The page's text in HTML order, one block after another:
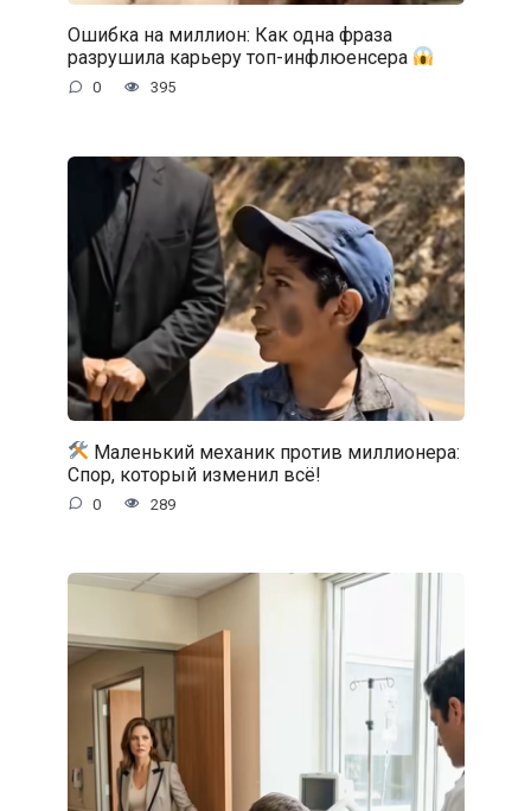
Ошибка на миллион: Как одна фраза
разрушила карьеру топ-инфлюенсера
0 395
Маленький механик против миллионера:
Спор, который изменил всё!
0 289